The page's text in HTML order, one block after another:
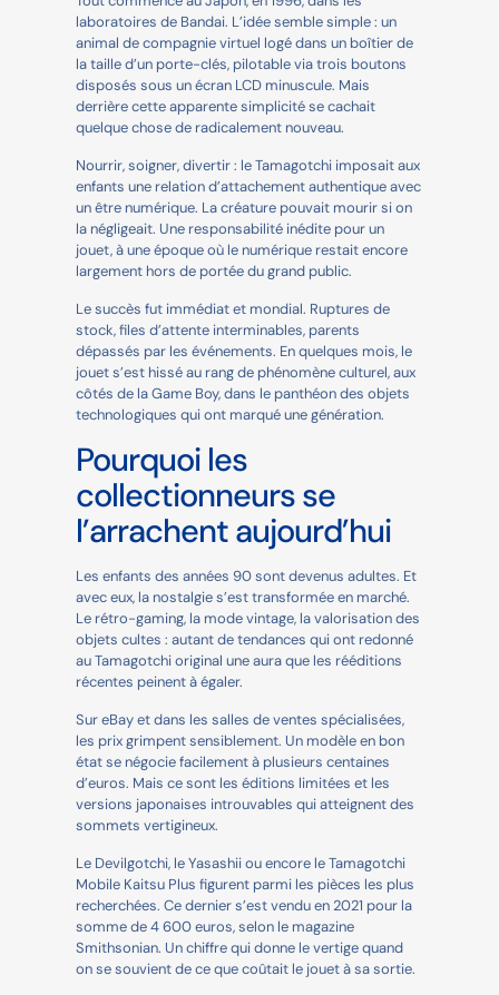
laboratoires de Bandai. L’idée semble simple : un
animal de compagnie virtuel logé dans un boîtier de
la taille d’un porte-clés, pilotable via trois boutons
disposés sous un écran LCD minuscule. Mais
derrière cette apparente simplicité se cachait
quelque chose de radicalement nouveau.
Nourrir, soigner, divertir : le Tamagotchi imposait aux
enfants une relation d’attachement authentique avec
un être numérique. La créature pouvait mourir si on
la négligeait. Une responsabilité inédite pour un
jouet, à une époque où le numérique restait encore
largement hors de portée du grand public.
Le succès fut immédiat et mondial. Ruptures de
stock, files d’attente interminables, parents
dépassés par les événements. En quelques mois, le
jouet s’est hissé au rang de phénomène culturel, aux
côtés de la Game Boy, dans le panthéon des objets
technologiques qui ont marqué une génération.
Pourquoi les
collectionneurs se
l’arrachent aujourd’hui
Les enfants des années 90 sont devenus adultes. Et
avec eux, la nostalgie s’est transformée en marché.
Le rétro-gaming, la mode vintage, la valorisation des
objets cultes : autant de tendances qui ont redonné
au Tamagotchi original une aura que les rééditions
récentes peinent à égaler.
Sur eBay et dans les salles de ventes spécialisées,
les prix grimpent sensiblement. Un modèle en bon
état se négocie facilement à plusieurs centaines
d’euros. Mais ce sont les éditions limitées et les
versions japonaises introuvables qui atteignent des
sommets vertigineux.
Le Devilgotchi, le Yasashii ou encore le Tamagotchi
Mobile Kaitsu Plus figurent parmi les pièces les plus
recherchées. Ce dernier s’est vendu en 2021 pour la
somme de 4 600 euros, selon le magazine
Smithsonian. Un chiffre qui donne le vertige quand
on se souvient de ce que coûtait le jouet à sa sortie.